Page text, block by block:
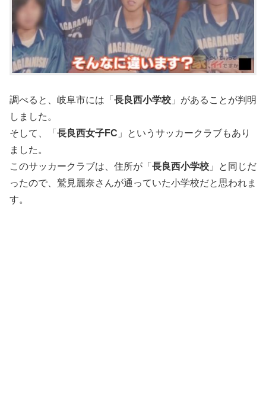
調べると、岐阜市には「 長良西小学校 」があることが判明
しました。
そして、「 長良西女子FC 」というサッカークラブもあり
ました。
このサッカークラブは、住所が「 長良西小学校 」と同じだ
ったので、鷲見麗奈さんが通っていた小学校だと思われま
す。